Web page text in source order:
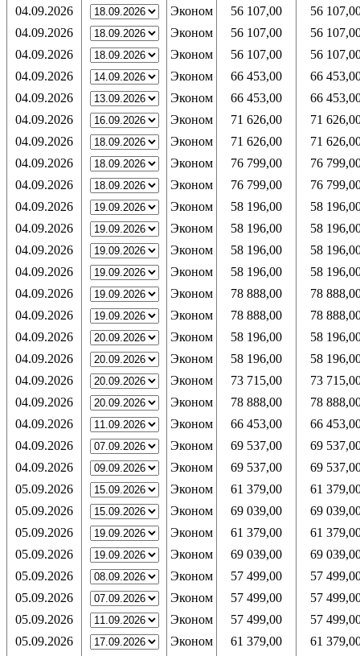
04.09.2026
Эконом 56 107,00
56
04.09.2026
Эконом 56 107,00
56
04.09.2026
Эконом 56 107,00
56
04.09.2026
Эконом 66 453,00
66
04.09.2026
Эконом 66 453,00
66
04.09.2026
Эконом 71 626,00
71
04.09.2026
Эконом 71 626,00
71
04.09.2026
Эконом 76 799,00
76
04.09.2026
Эконом 76 799,00
76
04.09.2026
Эконом 58 196,00
58
04.09.2026
Эконом 58 196,00
58
04.09.2026
Эконом 58 196,00
58
04.09.2026
Эконом 58 196,00
58
04.09.2026
Эконом 78 888,00
78
04.09.2026
Эконом 78 888,00
78
04.09.2026
Эконом 58 196,00
58
04.09.2026
Эконом 58 196,00
58
04.09.2026
Эконом 73 715,00
73
04.09.2026
Эконом 78 888,00
78
04.09.2026
Эконом 66 453,00
66
04.09.2026
Эконом 69 537,00
69
04.09.2026
Эконом 69 537,00
69
05.09.2026
Эконом 61 379,00
61
05.09.2026
Эконом 69 039,00
69
05.09.2026
Эконом 61 379,00
61
05.09.2026
Эконом 69 039,00
69
05.09.2026
Эконом 57 499,00
57
05.09.2026
Эконом 57 499,00
57
05.09.2026
Эконом 57 499,00
57
05.09.2026
Эконом 61 379,00
61